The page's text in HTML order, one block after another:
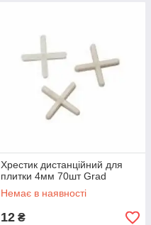
Хрестик дистанційний для
плитки 4мм 70шт Grad
Немає в наявності
12 ₴